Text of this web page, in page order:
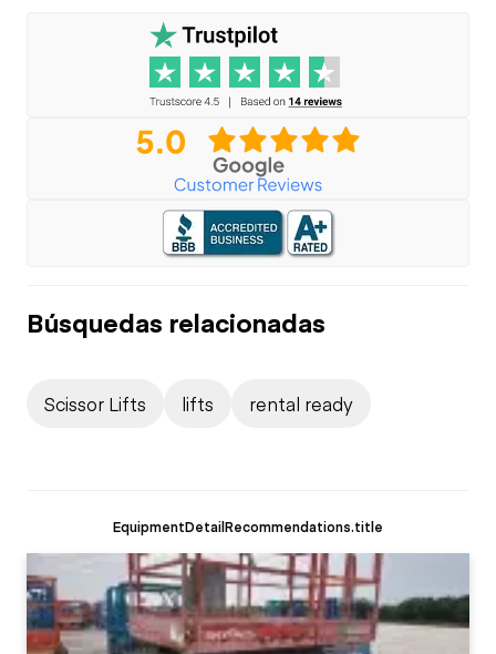
Búsquedas relacionadas
Scissor Lifts lifts rental ready
EquipmentDetailRecommendations.title